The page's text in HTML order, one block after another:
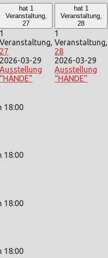
hat 1
Veranstaltung,
27
1
Veranstaltung,
27
2026-03-29
Ausstellung
“HÄNDE”
hat 1
Veranstaltung,
28
1
Veranstaltung,
28
2026-03-29
Ausstellung
“HÄNDE”
18:00
18:00
18:00
18:00